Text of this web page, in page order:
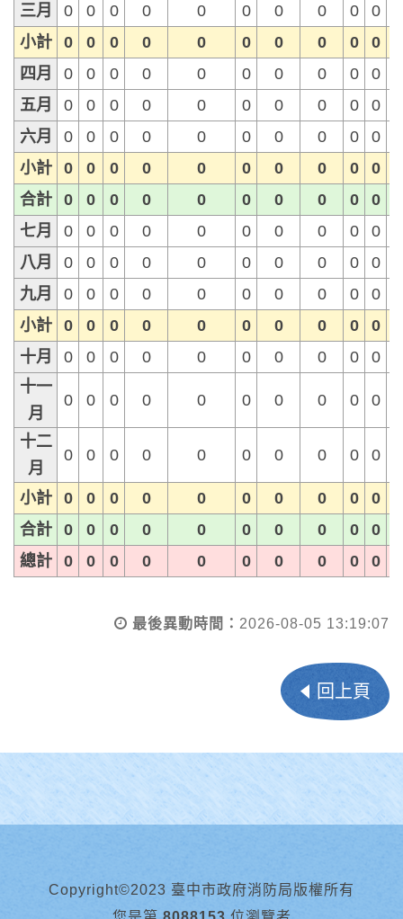
三月
0 0 0 0 0 0 0 0 0
0
小計
0 0 0 0 0 0 0 0 0
0
四月
0 0 0 0 0 0 0 0 0
0
五月
0 0 0 0 0 0 0 0 0
0
六月
0 0 0 0 0 0 0 0 0
0
小計
0 0 0 0 0 0 0 0 0
0
合計
0 0 0 0 0 0 0 0 0
0
七月
0 0 0 0 0 0 0 0 0
0
八月
0 0 0 0 0 0 0 0 0
0
九月
0 0 0 0 0 0 0 0 0
0
小計
0 0 0 0 0 0 0 0 0
0
十月
0 0 0 0 0 0 0 0 0
0
十一
月
0 0 0 0 0 0 0 0 0 0
十二
月
0 0 0 0 0 0 0 0 0 0
小計 0 0 0 0 0 0 0 0 0
0
合計
0 0 0 0 0 0 0 0 0
0
總計
0 0 0 0 0 0 0 0 0 0
最後異動時間： 2026-08-05 13:19:07
回上頁
Copyright©2023 臺中市政府消防局版權所有